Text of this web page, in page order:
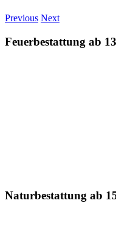
Previous Next
Feuerbestattung ab
Naturbestattung ab